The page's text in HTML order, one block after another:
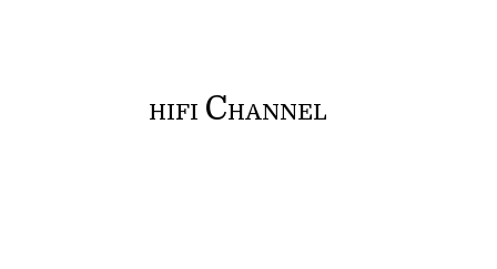
HIFI CHANNEL